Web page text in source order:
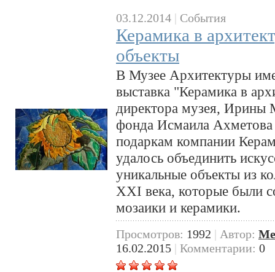
03.12.2014 | События
Керамика в
объекты
В Музее Архитектуры
выставка "Керамика в
директора музея,
фонда Исмаила
подаркам компании
удалось объединить
уникальные объекты из
XXI века, которые были
мозаики и керамики.
Просмотров: 1992 | Автор:
16.02.2015 | Комментарии: 0